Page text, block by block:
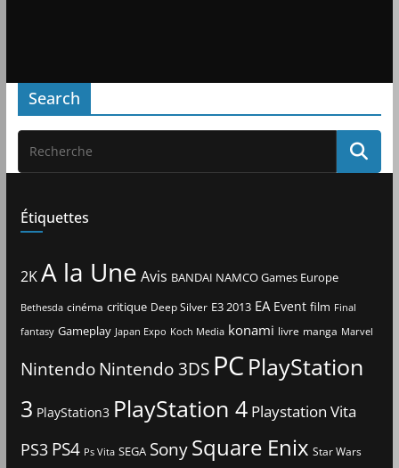
Search
Étiquettes
2KA la Une Avis BANDAI NAMCO Games Europe
Bethesda cinéma critique Deep Silver E3 2013 EA Event film Final
fantasy Gameplay Japan Expo Koch Media konami livre manga Marvel
Nintendo Nintendo 3DS PCPlayStation
3 PlayStation3 PlayStation 4 Playstation Vita
PS3 PS4 Ps Vita SEGA Sony Square Enix Star Wars